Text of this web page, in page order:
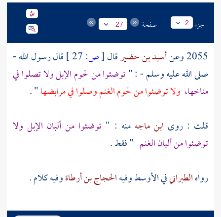
جزء 2 صفحة 27
2055 وعن أسيد بن حضيرقال[ص:
قال رسول الله -
صلى الله عليه وسلم - : "توضئوا من لحوم الإبل ولا تصلوا في
مناخها، ولا توضئوا من لحوم الغنم وصلوا في مرابضها" .
قلت : روى ابن ماجهمنه : " توضئوا من ألبان الإبل ولا
توضئوا من ألبان الغنم " فقط .
رواهالطبرانيفي الأوسط وفيهالحجاج بن أرطاةوفيه كلام .